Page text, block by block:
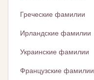
Греческие фамилии
Ирландские фамилии
Украинские фамилии
Французские фамилии